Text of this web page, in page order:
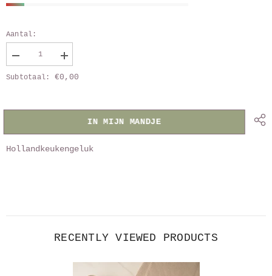
Aantal:
aantal
van
Vergroot
aantal
van
Subtotaal: €0,00
IN MIJN MANDJE
Hollandkeukengeluk
RECENTLY VIEWED PRODUCTS